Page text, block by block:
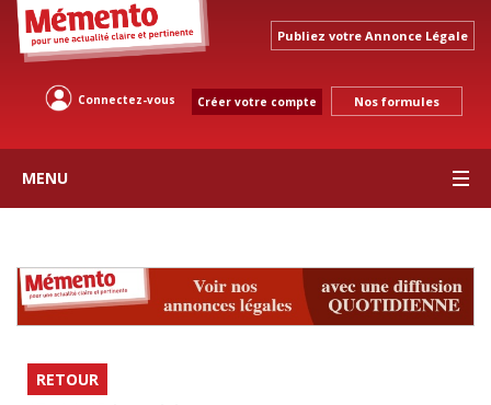
Publiez votre Annonce Légale
Connectez-vous Créer votre compte Nos formules
MENU
RETOUR